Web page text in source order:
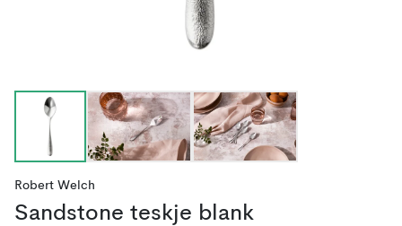
Robert Welch
Sandstone teskje blank